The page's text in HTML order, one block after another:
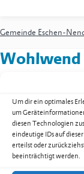
Um dir ein optimales
um
diesen Technologien
eindeutige IDs auf
erteilst oder
beeinträchtigt werden.
Gemeinde Eschen-
Wohlwend
Personalwesen
Fachfrau